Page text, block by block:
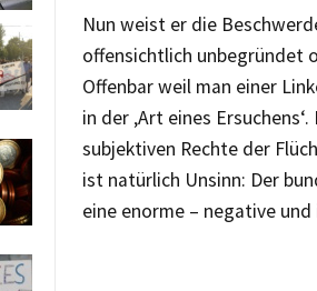
Nun weist er die
offensichtlich unbegründet
Offenbar weil man einer
in der ‚Art eines
subjektiven Rechte der
ist natürlich Unsinn: Der
eine enorme – negative